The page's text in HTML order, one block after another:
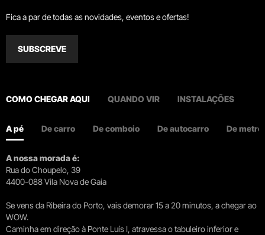
Fica a par de todas as novidades, eventos e ofertas!
SUBSCREVE
COMO CHEGAR AQUI QUANDO VIR INSTALAÇÕES
A pé De carro De comboio De autocarro De metro
A nossa morada é:
Rua do Choupelo, 39
4400-088 Vila Nova de Gaia
Se vens da Ribeira do Porto, vais demorar 15 a 20 minutos, a chegar ao
WOW.
Caminha em direção à Ponte Luís I, atravessa o tabuleiro inferior e